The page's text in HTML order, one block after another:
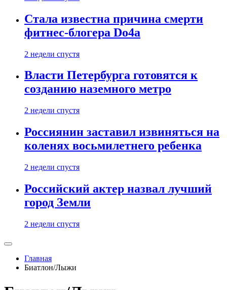
Стала известна причина смерти
фитнес-блогера Do4а
2 недели спустя
Власти Петербурга готовятся к
созданию наземного метро
2 недели спустя
Россиянин заставил извиняться на
коленях восьмилетнего ребенка
2 недели спустя
Российский актер назвал лучший
город Земли
2 недели спустя
Главная
Биатлон/Лыжи